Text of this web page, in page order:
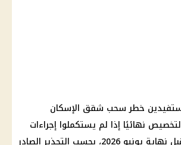
خطر سحب شقق الإسكان
نهائيًا إذا لم يستكملوا إجراءات
استلام وحداتهم قبل نهاية يونيو 2026، بحسب التحذير الصادر